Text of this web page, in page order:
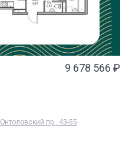
9 678 566 ₽
пр., 43-55